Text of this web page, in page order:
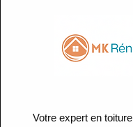
Votre expert en toiture